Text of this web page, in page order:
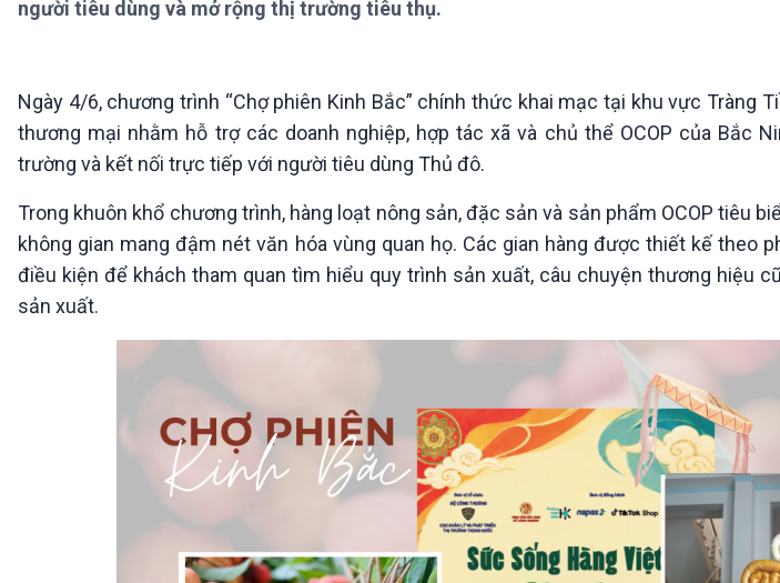
360 độ Sức khỏe
Chuyên gia của bạn
Xã hội chuyển động
Bước chân đến trường
Kết nối công nghệ
Thanh âm ký sự
Chân dung cuộc sống
Các chương trình đặc biệt
người tiêu dùng và mở rộng thị trường tiêu thụ.
Ngày 4/6, chương trình “Chợ phiên Kinh Bắc” chính thức khai mạc tại khu vực Tràng
thương mại nhằm hỗ trợ các doanh nghiệp, hợp tác xã và chủ thể OCOP của Bắc
trường và kết nối trực tiếp với người tiêu dùng Thủ đô.
Trong khuôn khổ chương trình, hàng loạt nông sản, đặc sản và sản phẩm OCOP tiêu
không gian mang đậm nét văn hóa vùng quan họ. Các gian hàng được thiết kế theo
điều kiện để khách tham quan tìm hiểu quy trình sản xuất, câu chuyện thương hiệu
sản xuất.